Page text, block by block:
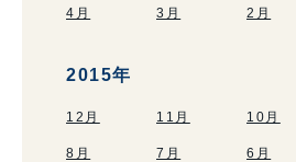
4月 3月 2月
2015年
12月 11月 10月
8月 7月 6月